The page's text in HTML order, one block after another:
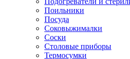
Поильники
Посуда
Соковыжималки
Соски
Столовые приборы
Термосумки